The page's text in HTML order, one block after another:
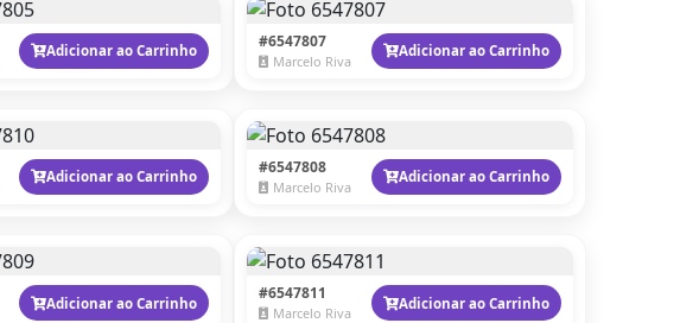
Adicionar ao Carrinho #6547807
Marcelo Riva
Adicionar ao Carrinho
Adicionar ao Carrinho #6547808
Marcelo Riva
Adicionar ao Carrinho
Adicionar ao Carrinho #6547811
Marcelo Riva
Adicionar ao Carrinho